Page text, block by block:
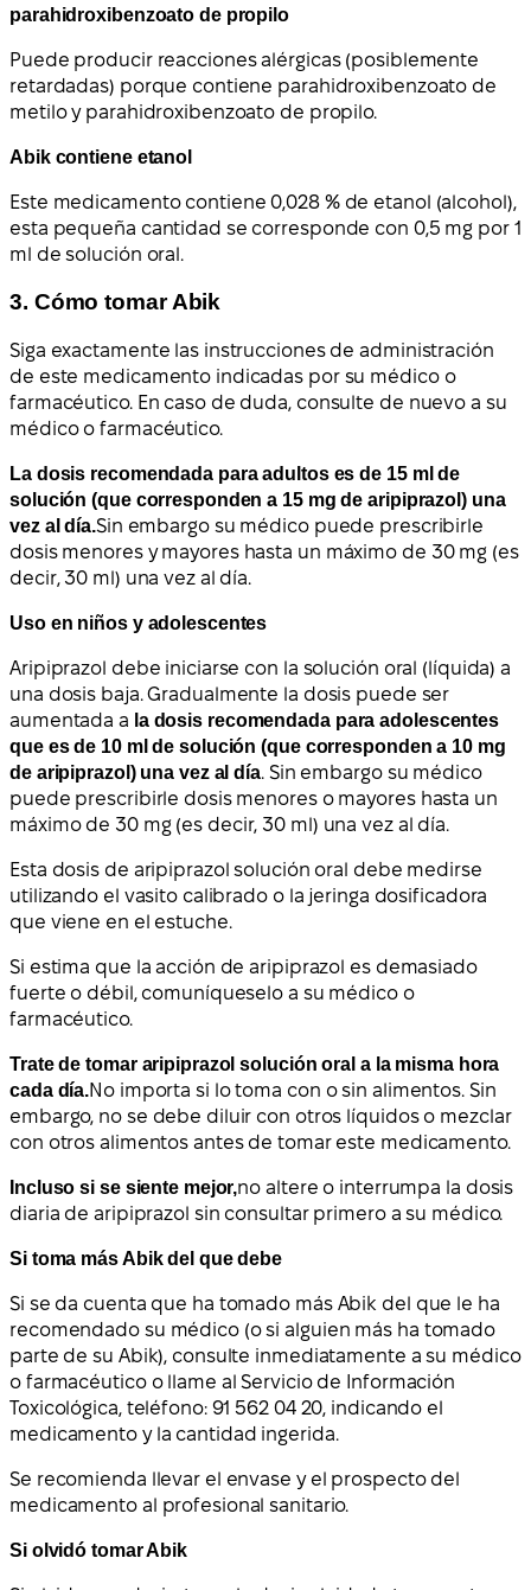
parahidroxibenzoato de propilo
Puede producir reacciones alérgicas (posiblemente
retardadas) porque contiene parahidroxibenzoato de
metilo y parahidroxibenzoato de propilo.
Abik contiene etanol
Este medicamento contiene 0,028 % de etanol (alcohol),
esta pequeña cantidad se corresponde con 0,5 mg por 1
ml de solución oral.
3. Cómo tomar Abik
Siga exactamente las instrucciones de administración
de este medicamento indicadas por su médico o
farmacéutico. En caso de duda, consulte de nuevo a su
médico o farmacéutico.
La dosis recomendada para adultos es de 15 ml de
solución (que corresponden a 15 mg de aripiprazol) una
vez al día.Sin embargo su médico puede prescribirle
dosis menores y mayores hasta un máximo de 30 mg (es
decir, 30 ml) una vez al día.
Uso en niños y adolescentes
Aripiprazol debe iniciarse con la solución oral (líquida) a
una dosis baja. Gradualmente la dosis puede ser
aumentada a la dosis recomendada para adolescentes
que es de 10 ml de solución (que corresponden a 10 mg
de aripiprazol) una vez al día. Sin embargo su médico
puede prescribirle dosis menores o mayores hasta un
máximo de 30 mg (es decir, 30 ml) una vez al día.
Esta dosis de aripiprazol solución oral debe medirse
utilizando el vasito calibrado o la jeringa dosificadora
que viene en el estuche.
Si estima que la acción de aripiprazol es demasiado
fuerte o débil, comuníqueselo a su médico o
farmacéutico.
Trate de tomar aripiprazol solución oral a la misma hora
cada día.No importa si lo toma con o sin alimentos. Sin
embargo, no se debe diluir con otros líquidos o mezclar
con otros alimentos antes de tomar este medicamento.
Incluso si se siente mejor,no altere o interrumpa la dosis
diaria de aripiprazol sin consultar primero a su médico.
Si toma más Abik del que debe
Si se da cuenta que ha tomado más Abik del que le ha
recomendado su médico (o si alguien más ha tomado
parte de su Abik), consulte inmediatamente a su médico
o farmacéutico o llame al Servicio de Información
Toxicológica, teléfono: 91 562 04 20, indicando el
medicamento y la cantidad ingerida.
Se recomienda llevar el envase y el prospecto del
medicamento al profesional sanitario.
Si olvidó tomar Abik